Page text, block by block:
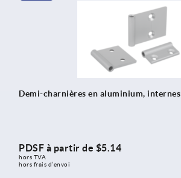
Demi-charnières en aluminium, internes
PDSF à partir de $5.14
hors TVA
hors frais d’envoi